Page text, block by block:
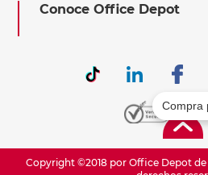
Conoce Office Depot
Copyright ©2018 por Office Depot de
Compra